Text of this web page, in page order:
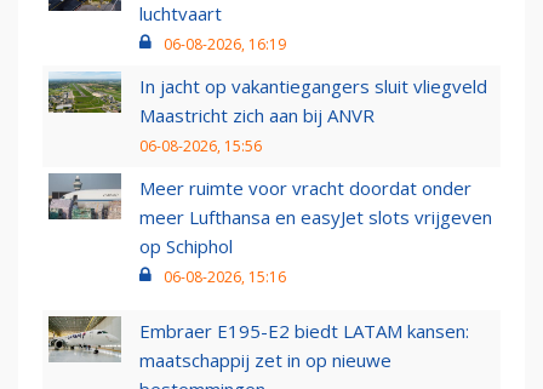
luchtvaart
06-08-2026, 16:19
In jacht op vakantiegangers sluit vliegveld
Maastricht zich aan bij ANVR
06-08-2026, 15:56
Meer ruimte voor vracht doordat onder
meer Lufthansa en easyJet slots vrijgeven
op Schiphol
06-08-2026, 15:16
Embraer E195-E2 biedt LATAM kansen:
maatschappij zet in op nieuwe